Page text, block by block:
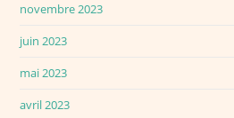
novembre 2023
juin 2023
mai 2023
avril 2023